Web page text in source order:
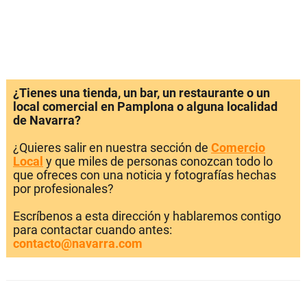
¿Tienes una tienda, un bar, un restaurante o un
local comercial en Pamplona o alguna localidad
de Navarra?
¿Quieres salir en nuestra sección de Comercio
Local y que miles de personas conozcan todo lo
que ofreces con una noticia y fotografías hechas
por profesionales?
Escríbenos a esta dirección y hablaremos contigo
para contactar cuando antes:
contacto@navarra.com